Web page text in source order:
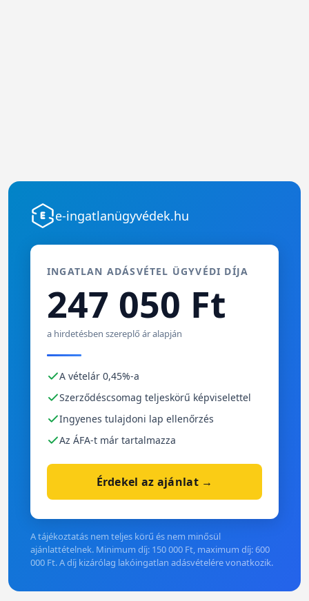
e-ingatlanügyvédek.hu
INGATLAN ADÁSVÉTEL ÜGYVÉDI DÍJA
247 050 Ft
a hirdetésben szereplő ár alapján
A vételár 0,45%-a
Szerződéscsomag teljeskörű képviselettel
Ingyenes tulajdoni lap ellenőrzés
Az ÁFA-t már tartalmazza
Érdekel az ajánlat →
A tájékoztatás nem teljes körű és nem minősül
ajánlattételnek. Minimum díj: 150 000 Ft, maximum díj: 600
000 Ft. A díj kizárólag lakóingatlan adásvételére vonatkozik.